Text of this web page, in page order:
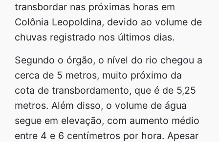
transbordar nas próximas horas em
Colônia Leopoldina, devido ao volume de
chuvas registrado nos últimos dias.
Segundo o órgão, o nível do rio chegou a
cerca de 5 metros, muito próximo da
cota de transbordamento, que é de 5,25
metros. Além disso, o volume de água
segue em elevação, com aumento médio
entre 4 e 6 centímetros por hora. Apesar